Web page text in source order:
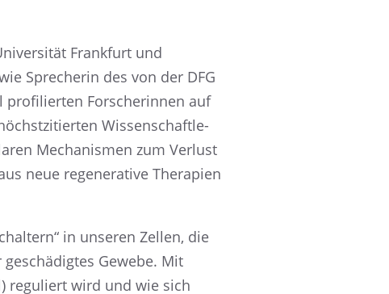
Frank­furt und
Spreche­rin des von der DFG
profi­lier­ten Forsche­rin­nen auf
Wissen­schaft­le­
Mecha­nis­men zum Verlust
neue regene­ra­tive Thera­pien
in unseren Zellen, die
Gewebe. Mit
reguliert wird und wie sich